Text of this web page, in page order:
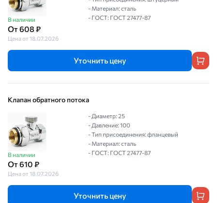
В наличии
От 608 ₽
Цена от 18.07.2026
- Материал: сталь
- ГОСТ: ГОСТ 27477-87
Уточнить цену
Клапан обратного потока
В наличии
От 610 ₽
Цена от 18.07.2026
- Диаметр: 25
- Давление: 100
- Тип присоединения: фланцевый
- Материал: сталь
- ГОСТ: ГОСТ 27477-87
Уточнить цену